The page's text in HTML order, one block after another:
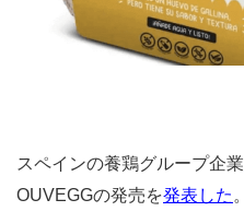
スペインの養鶏グループ企業
OUVEGGの発売を発表した 。